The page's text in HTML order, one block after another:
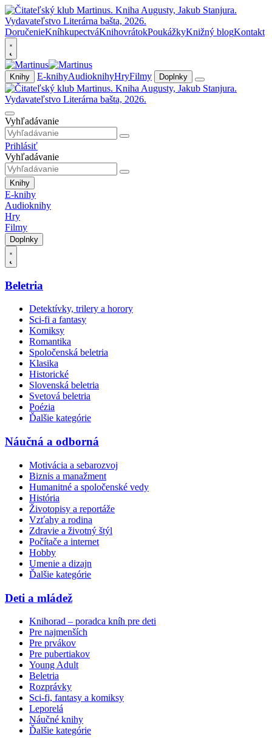
DoručenieKníhkupectváKnihovrátokPoukážkyKnižný blogKontakt
Knihy E-knihyAudioknihyHryFilmy Doplnky
Vyhľadávanie
Prihlásiť
Vyhľadávanie
Knihy
E-knihy
Audioknihy
Hry
Filmy
Doplnky
Beletria
Detektívky, trilery a horory
Sci-fi a fantasy
Komiksy
Romantika
Spoločenská beletria
Klasika
Historické
Slovenská beletria
Svetová beletria
Poézia
Ďalšie kategórie
Náučná a odborná
Motivácia a sebarozvoj
Biznis a manažment
Humanitné a spoločenské vedy
História
Životopisy a reportáže
Vzťahy a rodina
Zdravie a životný štýl
Počítače a internet
Hobby
Umenie a dizajn
Ďalšie kategórie
Deti a mládež
Knihorad – poradca kníh pre deti
Pre najmenších
Pre prvákov
Pre pubertiakov
Young Adult
Beletria
Rozprávky
Sci-fi, fantasy a komiksy
Leporelá
Náučné knihy
Ďalšie kategórie